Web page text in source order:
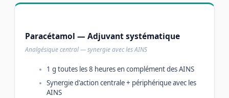
Paracétamol — Adjuvant systématique
Analgésique central — synergie avec les AINS
1 g toutes les 8 heures en complément des AINS
Synergie d'action centrale + périphérique avec les
AINS